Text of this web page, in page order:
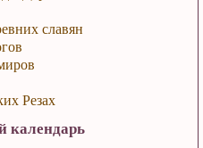
славян
Резах
календарь